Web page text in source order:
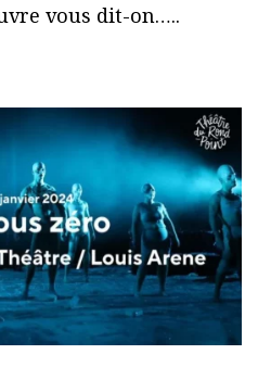
vous dit-on…..